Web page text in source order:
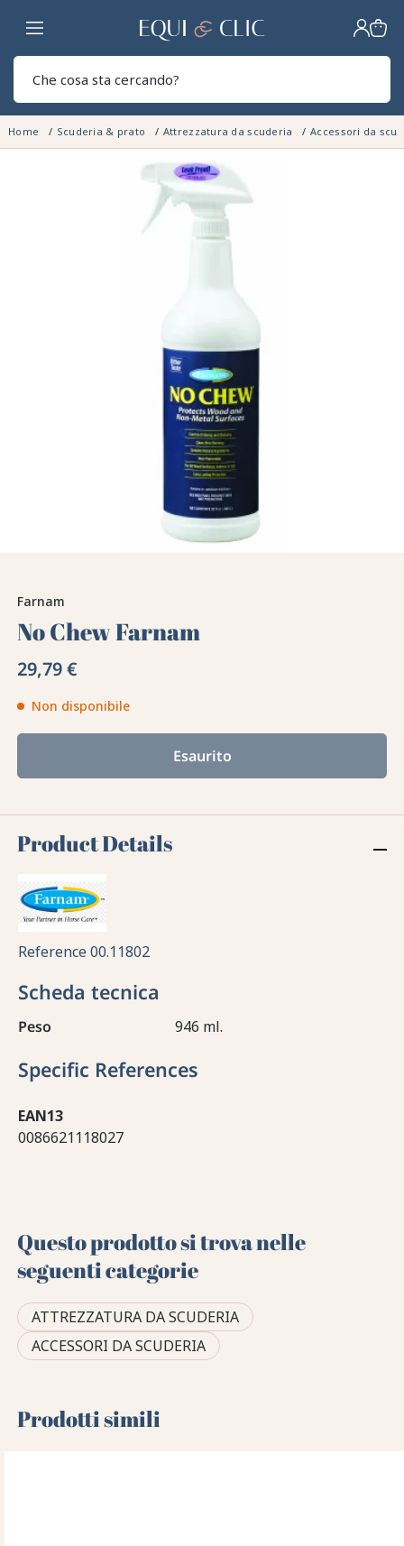
Casa
Home Scuderia & prato Attrezzatura da scuderia Accessori da
Farnam
No Chew Farnam
29,79 €
Non disponibile
Esaurito
Product Details
Reference00.11802
Scheda tecnica
Peso 946 ml.
Specific References
EAN13
0086621118027
Questo prodotto si trova nelle
seguenti categorie
ATTREZZATURA DA SCUDERIA
ACCESSORI DA SCUDERIA
Prodotti simili